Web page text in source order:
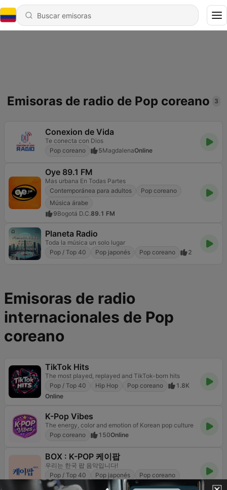
Emisoras de radio de Pop coreano 3
Conexion de Vida
Te conecta con Dios
Pop coreano
5MagdalenaOnline
Oye 89.1 FM
Mas urbana En Todas Partes
Contemporánea para adultos
Pop coreano
Música árabe
9Bogotá D.C.89.1 FM
Planeta Radio
Toda la música un solo lugar
Pop / Top 40
Pop japonés Pop coreano 2
Emisoras de radio
internacionales de Pop
coreano
TikTok Hits
The most played, replayed and TikTok-born hits
Pop / Top 40
Hip Hop Pop coreano
1.8K
Online
K-Pop Vibes
The energy, color and emotion of Korean pop culture
Pop coreano
150Online
BOX : K-POP 케이팝
우리는 한국 팝 음악입니다!
Pop / Top 40
Pop japonés
Pop coreano
605Online